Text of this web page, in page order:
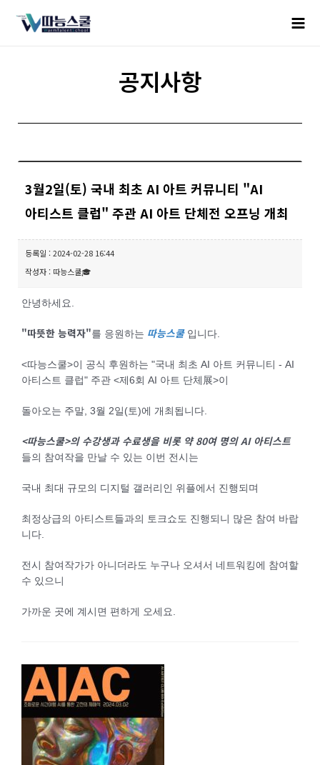
공지사항
3월2일(토) 국내 최초 AI 아트 커뮤니티 "AI
아티스트 클럽" 주관 AI 아트 단체전 오프닝 개최
등록일 : 2024-02-28 16:44
작성자 : 따능스쿨🎓
안녕하세요.
"따뜻한 능력자"를 응원하는 따능스쿨 입니다.
<따능스쿨>이 공식 후원하는 "국내 최초 AI 아트 커뮤니티 - AI
아티스트 클럽" 주관 <제6회 AI 아트 단체展>이
돌아오는 주말, 3월 2일(토)에 개최됩니다.
<따능스쿨>의 수강생과 수료생을 비롯 약 80여 명의 AI 아티스트
들의 참여작을 만날 수 있는 이번 전시는
국내 최대 규모의 디지털 갤러리인 위플에서 진행되며
최정상급의 아티스트들과의 토크쇼도 진행되니 많은 참여 바랍
니다.
전시 참여작가가 아니더라도 누구나 오셔서 네트워킹에 참여할
수 있으니
가까운 곳에 계시면 편하게 오세요.